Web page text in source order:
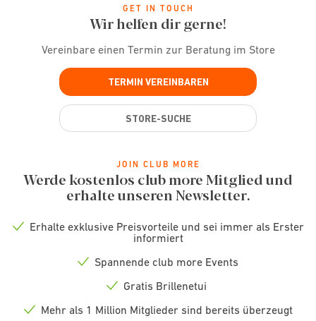
GET IN TOUCH
Wir helfen dir gerne!
Vereinbare einen Termin zur Beratung im Store
TERMIN VEREINBAREN
STORE-SUCHE
JOIN CLUB MORE
Werde kostenlos club more Mitglied und
erhalte unseren Newsletter.
Erhalte exklusive Preisvorteile und sei immer als Erster
informiert
Check
Spannende club more Events
icon
Gratis Brillenetui
Mehr als 1 Million Mitglieder sind bereits überzeugt